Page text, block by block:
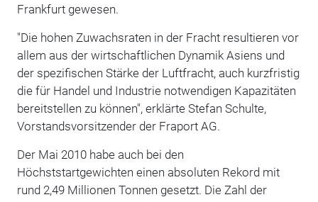
Frankfurt gewesen.
"Die hohen Zuwachsraten in der Fracht resultieren vor
allem aus der wirtschaftlichen Dynamik Asiens und
der spezifischen Stärke der Luftfracht, auch kurzfristig
die für Handel und Industrie notwendigen Kapazitäten
bereitstellen zu können", erklärte Stefan Schulte,
Vorstandsvorsitzender der Fraport AG.
Der Mai 2010 habe auch bei den
Höchststartgewichten einen absoluten Rekord mit
rund 2,49 Millionen Tonnen gesetzt. Die Zahl der